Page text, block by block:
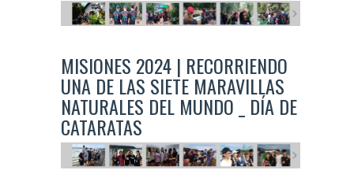
MISIONES 2024 | RECORRIENDO
UNA DE LAS SIETE MARAVILLAS
NATURALES DEL MUNDO _ DÍA DE
CATARATAS